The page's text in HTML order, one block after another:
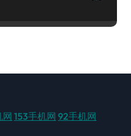
网 153手机网 92手机网